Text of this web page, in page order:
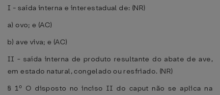
I - saída interna e interestadual de: (NR)
a) ovo; e (AC)
b) ave viva; e (AC)
II - saída interna de produto resultante do abate de ave,
em estado natural, congelado ou resfriado. (NR)
§ 1º O disposto no inciso II do caput não se aplica na